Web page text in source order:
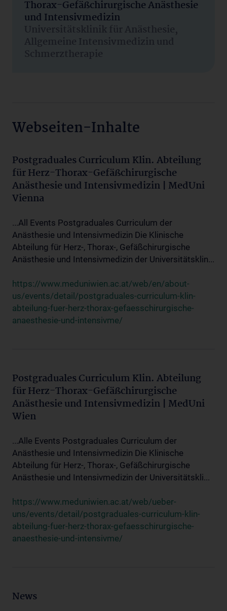
Thorax-Gefäßchirurgische Anästhesie
und Intensivmedizin
Universitätsklinik für Anästhesie,
Allgemeine Intensivmedizin und
Schmerztherapie
Webseiten-Inhalte
Postgraduales Curriculum Klin. Abteilung
für Herz-Thorax-Gefäßchirurgische
Anästhesie und Intensivmedizin | MedUni
Vienna
...All Events Postgraduales Curriculum der
Anästhesie und Intensivmedizin Die Klinische
Abteilung für Herz-, Thorax-, Gefäßchirurgische
Anästhesie und Intensivmedizin der Universitätsklin...
https://www.meduniwien.ac.at/web/en/about-
us/events/detail/postgraduales-curriculum-klin-
abteilung-fuer-herz-thorax-gefaesschirurgische-
anaesthesie-und-intensivme/
Postgraduales Curriculum Klin. Abteilung
für Herz-Thorax-Gefäßchirurgische
Anästhesie und Intensivmedizin | MedUni
Wien
...Alle Events Postgraduales Curriculum der
Anästhesie und Intensivmedizin Die Klinische
Abteilung für Herz-, Thorax-, Gefäßchirurgische
Anästhesie und Intensivmedizin der Universitätskli...
https://www.meduniwien.ac.at/web/ueber-
uns/events/detail/postgraduales-curriculum-klin-
abteilung-fuer-herz-thorax-gefaesschirurgische-
anaesthesie-und-intensivme/
News